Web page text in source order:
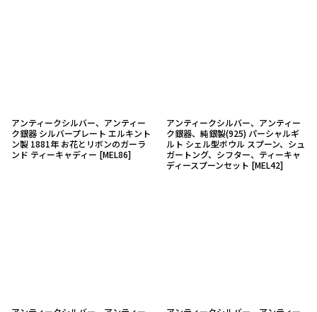
アンティークシルバー、アンティー
ク銀器 シルバープレート エルキント
ン製 1881年 お花とリボンのガーラ
ンド ティーキャディー [MEL86]
アンティークシルバー、アンティー
ク銀器、純銀製(925) パーシャルギ
ルト シェル型ボウル スプーン、シュ
ガートング、シフター、ティーキャ
ディースプーンセット [MEL42]